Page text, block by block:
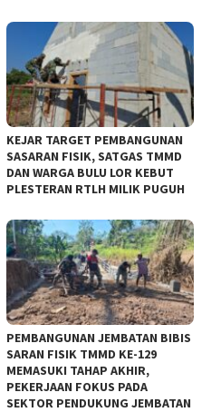
KEJAR TARGET PEMBANGUNAN
SASARAN FISIK, SATGAS TMMD
DAN WARGA BULU LOR KEBUT
PLESTERAN RTLH MILIK PUGUH
PEMBANGUNAN JEMBATAN BIBIS
SARAN FISIK TMMD KE-129
MEMASUKI TAHAP AKHIR,
PEKERJAAN FOKUS PADA
SEKTOR PENDUKUNG JEMBATAN